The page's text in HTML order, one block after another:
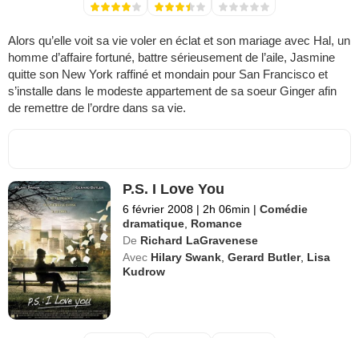
Alors qu’elle voit sa vie voler en éclat et son mariage avec Hal, un
homme d’affaire fortuné, battre sérieusement de l’aile, Jasmine
quitte son New York raffiné et mondain pour San Francisco et
s’installe dans le modeste appartement de sa soeur Ginger afin
de remettre de l’ordre dans sa vie.
P.S. I Love You
6 février 2008 | 2h 06min | Comédie
dramatique Romance
De Richard LaGravenese
Avec Hilary Swank ,Gerard Butler, Lisa
Kudrow